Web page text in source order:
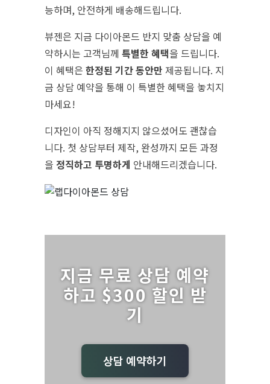
능하며, 안전하게 배송해드립니다.
뷰젠은 지금 다이아몬드 반지 맞춤 상담을 예
약하시는 고객님께 특별한 혜택을 드립니다.
이 혜택은 한정된 기간 동안만 제공됩니다. 지
금 상담 예약을 통해 이 특별한 혜택을 놓치지
마세요!
디자인이 아직 정해지지 않으셨어도 괜찮습
니다. 첫 상담부터 제작, 완성까지 모든 과정
을 정직하고 투명하게 안내해드리겠습니다.
지금 무료 상담 예약
하고 $300 할인 받
기
상담 예약하기